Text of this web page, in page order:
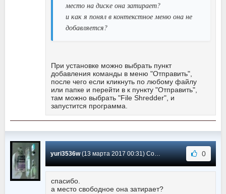
место на диске она затирает?
и как я понял в контекстное меню она не
добавляется?
При установке можно выбрать пункт
добавления команды в меню "Отправить",
после чего если кликнуть по любому файлу
или папке и перейти в к пункту "Отправить",
там можно выбрать "File Shredder", и
запустится программа.
yuri3536w(13 марта 2017 00:31) Сообщение #42 0
спасибо.
а место свободное она затирает?